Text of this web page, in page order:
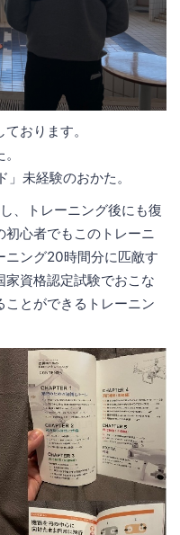
おります。
未経験のおかた。
、トレーニング後にも復
心者でもこのトレーニ
ニング20時間分に匹敵す
家資格認定試験でおこな
とができるトレーニン